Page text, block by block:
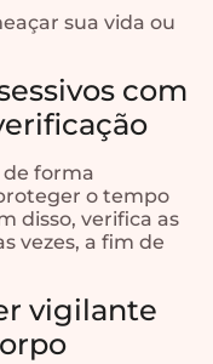
sua vida ou
com
de forma
o tempo
disso, verifica as
vezes, a fim de
vigilante